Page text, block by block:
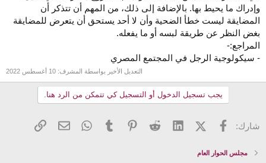
وإدراك ما يحيط بها. بالإضافة إلى ذلك، من المهم أن تتذكر أن
المضايقة ليست خطأ الضحية وأن لا أحد يستحق أن يتعرض للمضايقة
بغض النظر عن طريقة لبسه أو ما يفعله.
المراجع:-
- سيكولوجية الرجل في المجتمع المصري
التعديل الأخير بواسطة المشرف: 10 أغسطس 2022
يجب تسجيل الدخول أو التسجيل كي تتمكن من الرد هنا.
شارك: فيسبوك X (Twitter)
LinkedIn
Reddit
Pinterest
Tumblr
WhatsApp
البريد
مجلس الحوار العام